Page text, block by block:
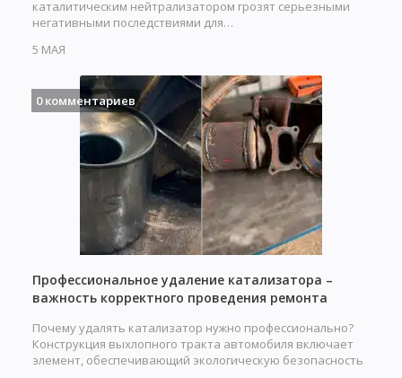
каталитическим нейтрализатором грозят серьезными
негативными последствиями для…
5 МАЯ
0 комментариев
Профессиональное удаление катализатора –
важность корректного проведения ремонта
Почему удалять катализатор нужно профессионально?
Конструкция выхлопного тракта автомобиля включает
элемент, обеспечивающий экологическую безопасность